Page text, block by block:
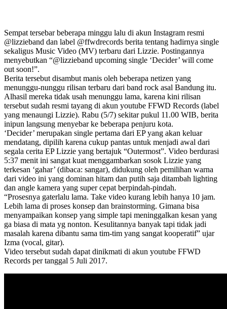
Sempat tersebar beberapa minggu lalu di akun Instagram resmi
@lizzieband dan label @ffwdrecords berita tentang hadirnya single
sekaligus Music Video (MV) terbaru dari Lizzie. Postingannya
menyebutkan “@lizzieband upcoming single ‘Decider’ will come
out soon!”.
Berita tersebut disambut manis oleh beberapa netizen yang
menunggu-nunggu rilisan terbaru dari band rock asal Bandung itu.
Alhasil mereka tidak usah menunggu lama, karena kini rilisan
tersebut sudah resmi tayang di akun youtube FFWD Records (label
yang menaungi Lizzie). Rabu (5/7) sekitar pukul 11.00 WIB, berita
inipun langsung menyebar ke beberapa penjuru kota.
‘Decider’ merupakan single pertama dari EP yang akan keluar
mendatang, dipilih karena cukup pantas untuk menjadi awal dari
segala cerita EP Lizzie yang bertajuk “Outermost”. Video berdurasi
5:37 menit ini sangat kuat menggambarkan sosok Lizzie yang
terkesan ‘gahar’ (dibaca: sangar), didukung oleh pemilihan warna
dari video ini yang dominan hitam dan putih saja ditambah lighting
dan angle kamera yang super cepat berpindah-pindah.
“Prosesnya gaterlalu lama. Take video kurang lebih hanya 10 jam.
Lebih lama di proses konsep dan brainstorming. Gimana bisa
menyampaikan konsep yang simple tapi meninggalkan kesan yang
ga biasa di mata yg nonton. Kesulitannya banyak tapi tidak jadi
masalah karena dibantu sama tim-tim yang sangat kooperatif” ujar
Izma (vocal, gitar).
Video tersebut sudah dapat dinikmati di akun youtube FFWD
Records per tanggal 5 Juli 2017.